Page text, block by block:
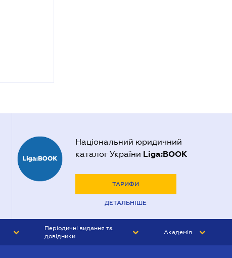
Національний юридичний
каталог України Liga:BOOK
ТАРИФИ
ДЕТАЛЬНІШЕ
Періодичні видання та
довідники
Академія